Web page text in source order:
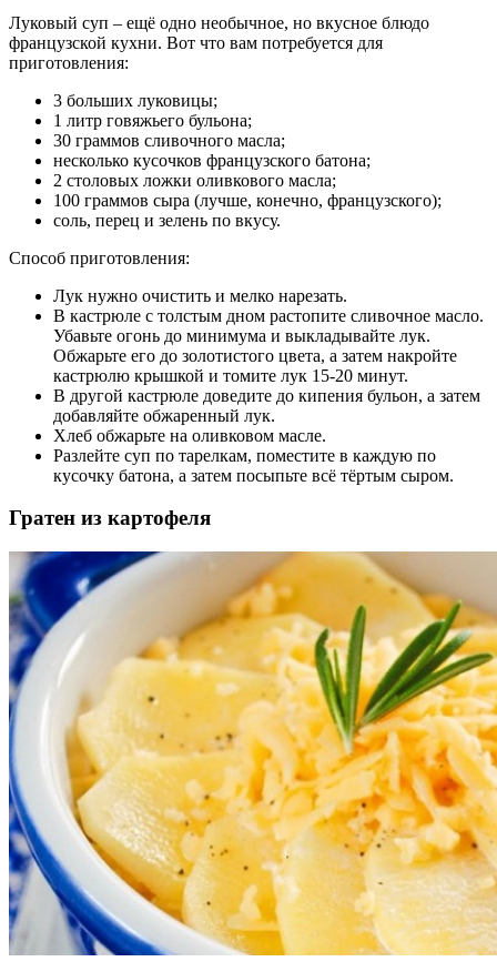
Луковый суп – ещё одно необычное, но вкусное блюдо
французской кухни. Вот что вам потребуется для
приготовления:
3 больших луковицы;
1 литр говяжьего бульона;
30 граммов сливочного масла;
несколько кусочков французского батона;
2 столовых ложки оливкового масла;
100 граммов сыра (лучше, конечно, французского);
соль, перец и зелень по вкусу.
Способ приготовления:
Лук нужно очистить и мелко нарезать.
В кастрюле с толстым дном растопите сливочное масло.
Убавьте огонь до минимума и выкладывайте лук.
Обжарьте его до золотистого цвета, а затем накройте
кастрюлю крышкой и томите лук 15-20 минут.
В другой кастрюле доведите до кипения бульон, а затем
добавляйте обжаренный лук.
Хлеб обжарьте на оливковом масле.
Разлейте суп по тарелкам, поместите в каждую по
кусочку батона, а затем посыпьте всё тёртым сыром.
Гратен из картофеля